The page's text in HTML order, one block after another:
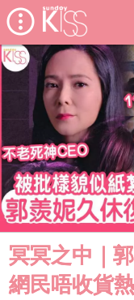
冥冥之中｜
網民唔收貨